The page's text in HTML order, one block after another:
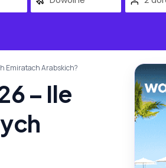
Emiratach Arabskich?
– Ile